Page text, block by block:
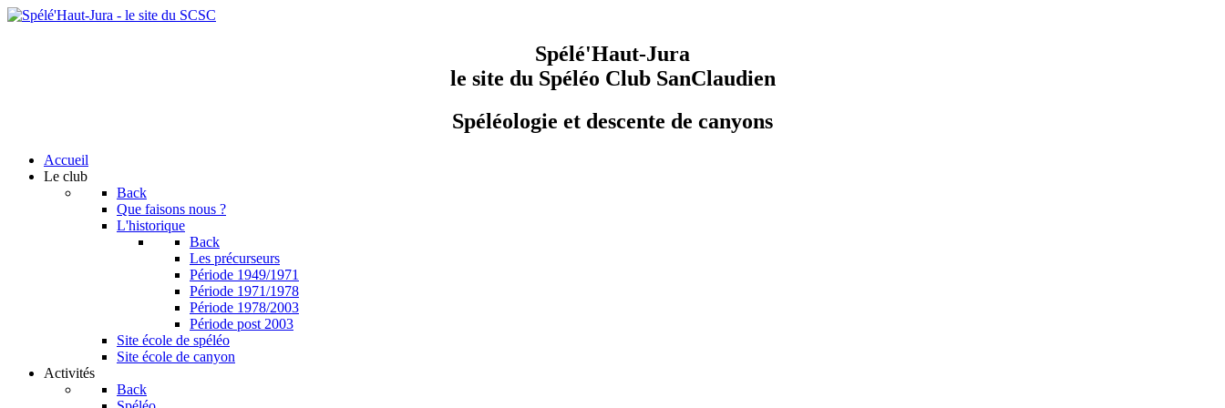
Spélé'Haut-Jura
le site du Spéléo Club SanClaudien
Spéléologie et descente de canyons
Accueil
Le club
Back
Que faisons nous ?
L'historique
Back
Les précurseurs
Période 1949/1971
Période 1971/1978
Période 1978/2003
Période post 2003
Site école de spéléo
Site école de canyon
Activités
Back